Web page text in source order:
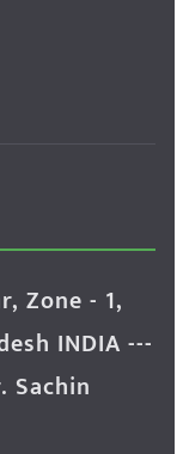
Zone - 1,
INDIA ---
Sachin